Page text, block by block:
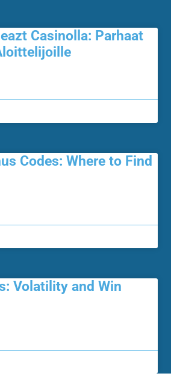
Casinolla: Parhaat
Codes: Where to Find
Volatility and Win